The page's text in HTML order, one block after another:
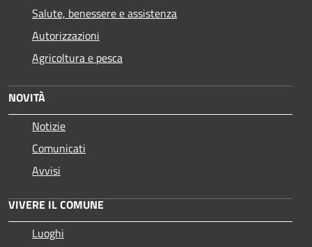
Salute, benessere e assistenza
Autorizzazioni
Agricoltura e pesca
NOVITÀ
Notizie
Comunicati
Avvisi
VIVERE IL COMUNE
Luoghi